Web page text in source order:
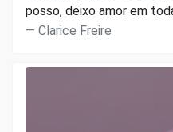
posso, deixo amor em
Clarice Freire